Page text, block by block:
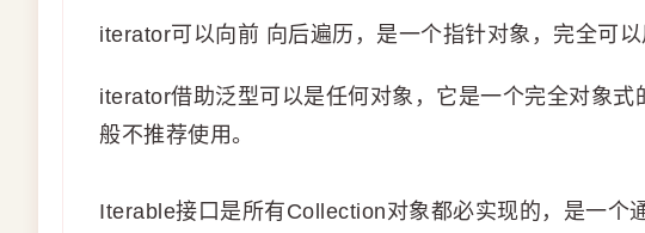
iterator可以向前 向后遍历，是一个指针对象，完全可以
iterator借助泛型可以是任何对象，它是一个完全对象
般不推荐使用。
Iterable接口是所有Collection对象都必实现的，是一个